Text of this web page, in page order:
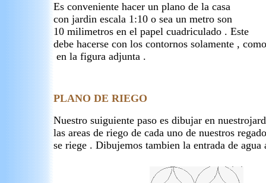
Es conveniente hacer un plano de la casa
con jardin escala 1:10 o sea un metro son
10 milimetros en el papel cuadriculado . Este
debe hacerse con los contornos solamente , como
en la figura adjunta .
PLANO DE RIEGO
Nuestro suiguiente paso es dibujar en
las areas de riego de cada uno de nuestros
se riege . Dibujemos tambien la entrada de agua